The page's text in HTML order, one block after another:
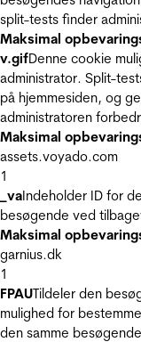
split-tests finder
Maksimal
v.gifDenne cookie
administrator. Split-
på hjemmesiden, og
administratoren
Maksimal
assets.voyado.com
1
_vaIndeholder ID for
besøgende ved
Maksimal
garnius.dk
1
FPAUTildeler den
mulighed for
den samme